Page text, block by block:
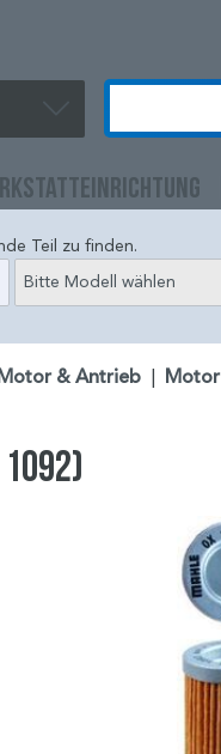
Teil zu finden.
Bitte Modell wählen
& Antrieb Motor